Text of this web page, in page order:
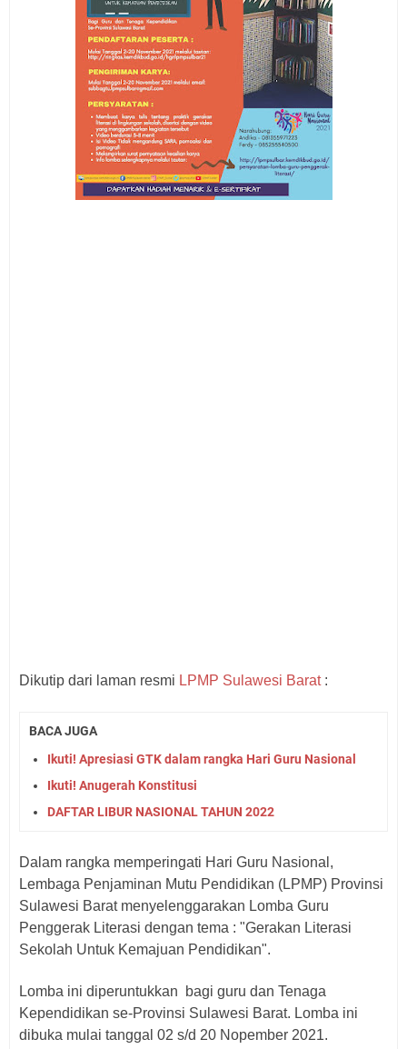
Dikutip dari laman resmi LPMP Sulawesi Barat:
BACA JUGA
Ikuti! Apresiasi GTK dalam rangka Hari Guru Nasional
Ikuti! Anugerah Konstitusi
DAFTAR LIBUR NASIONAL TAHUN 2022
Dalam rangka memperingati Hari Guru Nasional,
Lembaga Penjaminan Mutu Pendidikan (LPMP) Provinsi
Sulawesi Barat menyelenggarakan Lomba Guru
Penggerak Literasi dengan tema : "Gerakan Literasi
Sekolah Untuk Kemajuan Pendidikan".
Lomba ini diperuntukkan bagi guru dan Tenaga
Kependidikan se-Provinsi Sulawesi Barat. Lomba ini
dibuka mulai tanggal 02 s/d 20 Nopember 2021.